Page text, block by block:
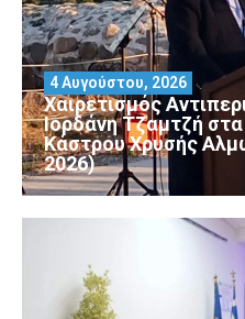
Χαιρετισμός
Ιορδάνη Τζαμτζή στα
Κάστρου Χρυσής
2026)
4 Αυγούστου, 2026